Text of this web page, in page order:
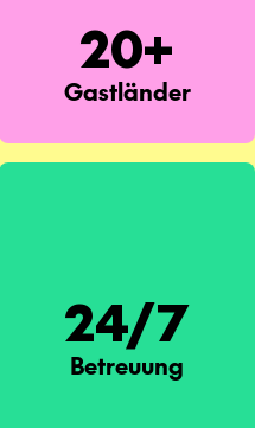
20+
Gastländer
24/7
Betreuung